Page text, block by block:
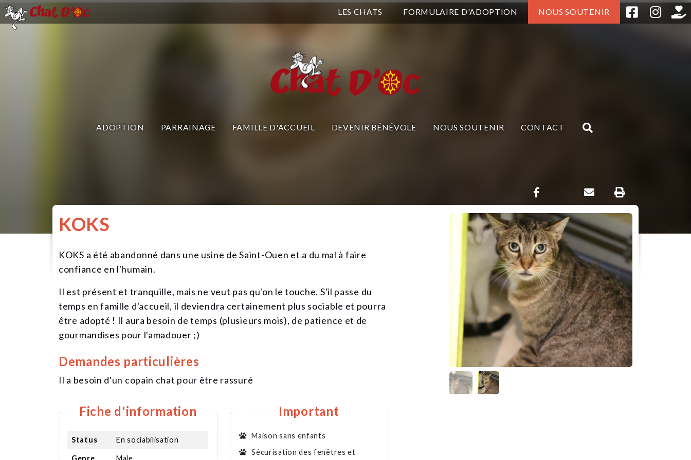
LES CHATS FORMULAIRE D'ADOPTION NOUS SOUTENIR
ADOPTION PARRAINAGE FAMILLE D'ACCUEIL DEVENIR BÉNÉVOLE NOUS SOUTENIR CONTACT
KOKS
KOKS a été abandonné dans une usine de Saint-Ouen et a du mal à faire
confiance en l'humain.
Il est présent et tranquille, mais ne veut pas qu'on le touche. S'il passe du
temps en famille d'accueil, il deviendra certainement plus sociable et pourra
être adopté ! Il aura besoin de temps (plusieurs mois), de patience et de
gourmandises pour l'amadouer ;)
Demandes particulières
Il a besoin d'un copain chat pour être rassuré
Fiche d'information
Status En sociabilisation
Genre Male
Important
Maison sans enfants
Sécurisation des fenêtres et